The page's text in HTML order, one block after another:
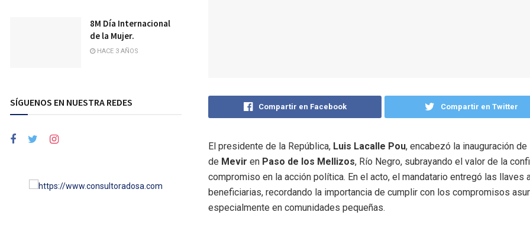
Compartir en Facebook Compartir en Twitter
El presidente de la República, Luis Lacalle Pou, encabezó la inauguración
de Mevir en Paso de los Mellizos, Río Negro, subrayando el valor de la
compromiso en la acción política. En el acto, el mandatario entregó las llaves
beneficiarias, recordando la importancia de cumplir con los compromisos
especialmente en comunidades pequeñas.
8M Día Internacional
de la Mujer.
HACE 3 AÑOS
SÍGUENOS EN NUESTRA REDES